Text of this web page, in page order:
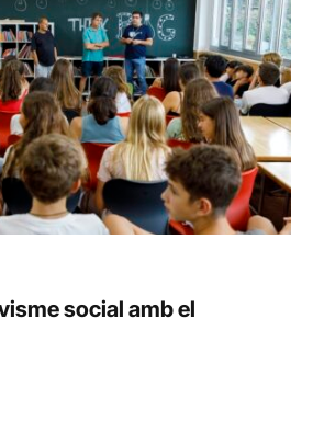
social amb el